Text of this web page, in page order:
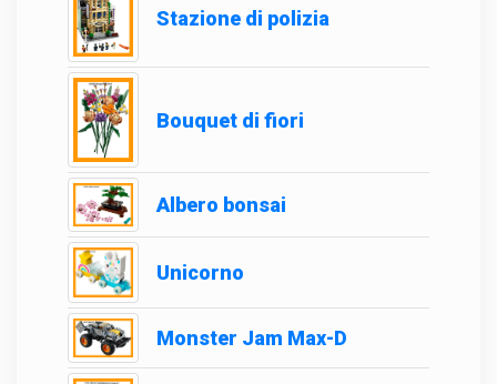
Stazione di polizia
Bouquet di fiori
Albero bonsai
Unicorno
Monster Jam Max-D